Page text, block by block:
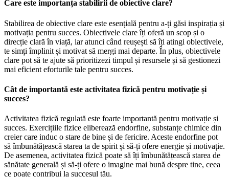
Care este importanța stabilirii de obiective clare?
Stabilirea de obiective clare este esențială pentru a-ți găsi inspirația și
motivația pentru succes. Obiectivele clare îți oferă un scop și o
direcție clară în viață, iar atunci când reușești să îți atingi obiectivele,
te simți împlinit și motivat să mergi mai departe. În plus, obiectivele
clare pot să te ajute să prioritizezi timpul și resursele și să gestionezi
mai eficient eforturile tale pentru succes.
Cât de importantă este activitatea fizică pentru motivație și
succes?
Activitatea fizică regulată este foarte importantă pentru motivație și
succes. Exercițiile fizice eliberează endorfine, substanțe chimice din
creier care induc o stare de bine și de fericire. Aceste endorfine pot
să îmbunătățească starea ta de spirit și să-ți ofere energie și motivație.
De asemenea, activitatea fizică poate să îți îmbunătățească starea de
sănătate generală și să-ți ofere o imagine mai bună despre tine, ceea
ce poate contribui la succesul tău.